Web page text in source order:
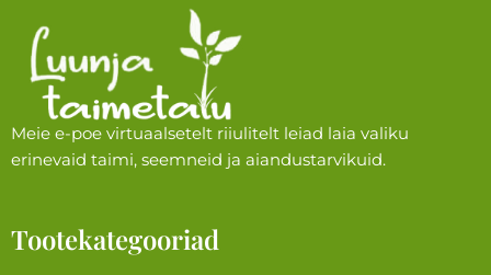
Meie e-poe virtuaalsetelt riiulitelt leiad laia valiku
erinevaid taimi, seemneid ja aiandustarvikuid.
Tootekategooriad